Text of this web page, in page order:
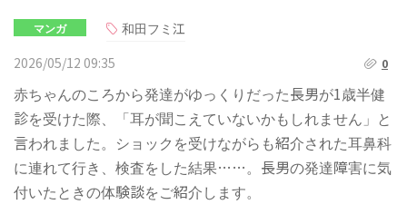
マンガ
和田フミ江
2026/05/12 09:35
0
赤ちゃんのころから発達がゆっくりだった長男が1歳半健
診を受けた際、「耳が聞こえていないかもしれません」と
言われました。ショックを受けながらも紹介された耳鼻科
に連れて行き、検査をした結果……。長男の発達障害に気
付いたときの体験談をご紹介します。